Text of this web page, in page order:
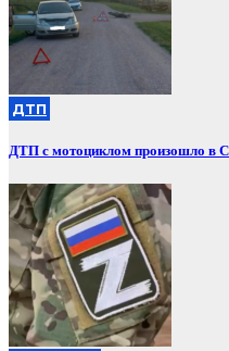
ДТП
ДТП с мотоциклом произошло в